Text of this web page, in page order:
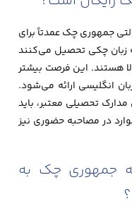
جمهوری چک عمدتاً برای
زبان چکی تحصیل می‌کنند
هستند. این فرصت بیشتر
انگلیسی ارائه می‌شود.
تحصیلی معتبر، باید
در مصاحبه حضوری نیز
جمهوری چک به